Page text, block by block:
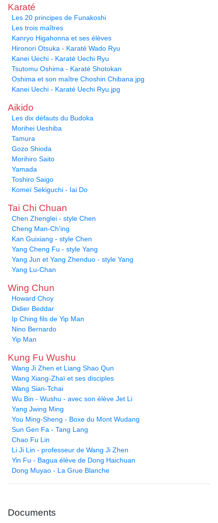
Karaté
Les 20 principes de Funakoshi
Les trois maîtres
Kanryo Higahonna et ses élèves
Hironori Otsuka - Karaté Wado Ryu
Kanei Uechi - Karaté Uechi Ryu
Tsutomu Oshima - Karaté Shotokan
Oshima et son maître Choshin Chibana.jpg
Kanei Uechi - Karaté Uechi Ryu.jpg
Aikido
Les dix défauts du Budoka
Morihei Ueshiba
Tamura
Gozo Shioda
Morihiro Saito
Yamada
Toshiro Saigo
Komeï Sekiguchi - Iai Do
Tai Chi Chuan
Chen Zhenglei - style Chen
Cheng Man-Ch'ing
Kan Guixiang - style Chen
Yang Cheng Fu - style Yang
Yang Jun et Yang Zhenduo - style Yang
Yang Lu-Chan
Wing Chun
Howard Choy
Didier Beddar
Ip Ching fils de Yip Man
Nino Bernardo
Yip Man
Kung Fu Wushu
Wang Ji Zhen et Liang Shao Qun
Wang Xiang-Zhaï et ses disciples
Wang Sian-Tchai
Wu Bin - Wushu - avec son élève Jet Li
Yang Jwing Ming
You Ming-Sheng - Boxe du Mont Wudang
Sun Gen Fa - Tang Lang
Chao Fu Lin
Li Ji Lin - professeur de Wang Ji Zhen
Yin Fu - Bagua élève de Dong Haichuan
Dong Muyao - La Grue Blanche
Documents